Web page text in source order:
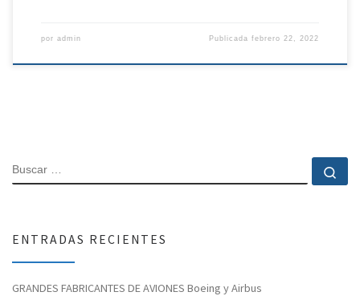
por admin Publicadafebrero 22, 2022
BUSCAR
ENTRADAS RECIENTES
GRANDES FABRICANTES DE AVIONES Boeing y Airbus